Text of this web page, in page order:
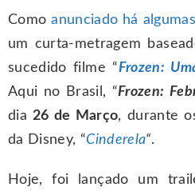
Comoanunciado há
um curta-metragem
sucedido filme “Frozen:
Aqui no Brasil, “Frozen:
dia 26 de Março, durante
da Disney, “Cinderela“.
Hoje, foi lançado um